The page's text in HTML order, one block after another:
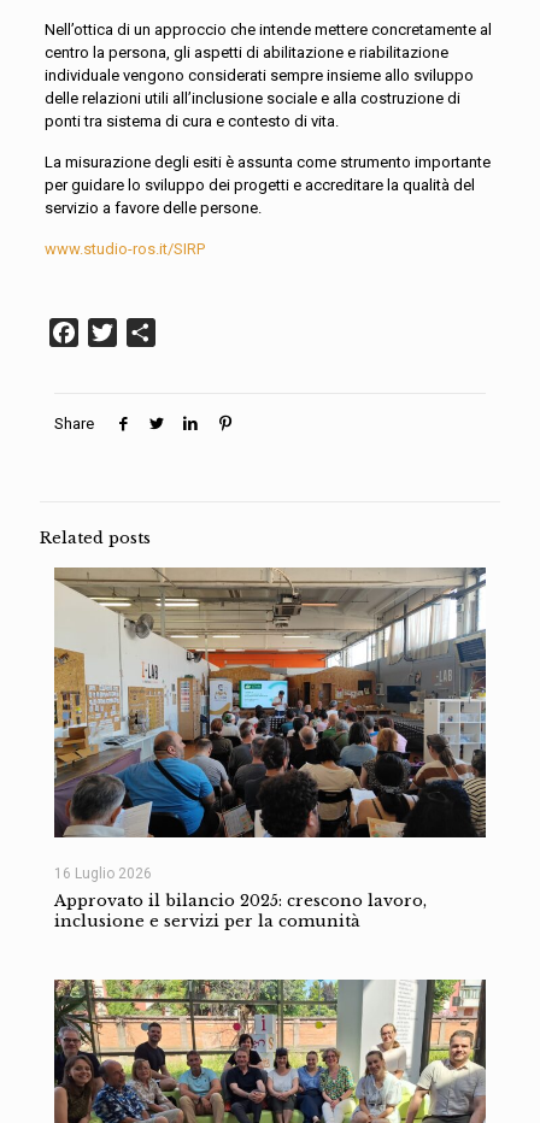
Nell’ottica di un approccio che intende mettere concretamente al
centro la persona, gli aspetti di abilitazione e riabilitazione
individuale vengono considerati sempre insieme allo sviluppo
delle relazioni utili all’inclusione sociale e alla costruzione di
ponti tra sistema di cura e contesto di vita.
La misurazione degli esiti è assunta come strumento importante
per guidare lo sviluppo dei progetti e accreditare la qualità del
servizio a favore delle persone.
www.studio-ros.it/SIRP
Facebook
Twitter
Share
Related posts
16 Luglio 2026
Approvato il bilancio 2025: crescono lavoro,
inclusione e servizi per la comunità